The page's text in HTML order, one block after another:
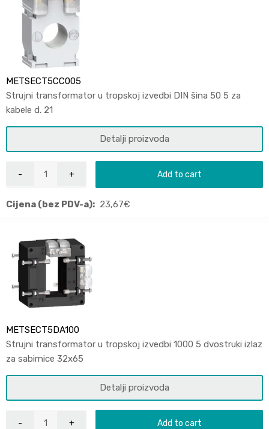
METSECT5CC005
Strujni transformator u tropskoj izvedbi DIN šina 50 5 za
kabele d. 21
Detalji proizvoda
Add to cart
Cijena (bez PDV-a): 23,67€
METSECT5DA100
Strujni transformator u tropskoj izvedbi 1000 5 dvostruki izlaz
za sabirnice 32x65
Detalji proizvoda
Add to cart